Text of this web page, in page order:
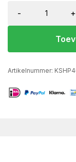
- +
Artikelnummer: